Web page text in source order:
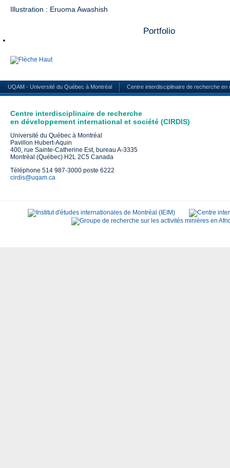
Illustration : Eruoma Awashish
Portfolio
UQAM - Université du Québec à Montréal Centre interdisciplinaire de recherche
Centre interdisciplinaire de recherche
en développement international et société (CIRDIS)
Université du Québec à Montréal
Pavillon Hubert-Aquin
400, rue Sainte-Catherine Est, bureau A-3335
Montréal (Québec) H2L 2C5 Canada
Téléphone 514 987-3000 poste 6222
cirdis@uqam.ca